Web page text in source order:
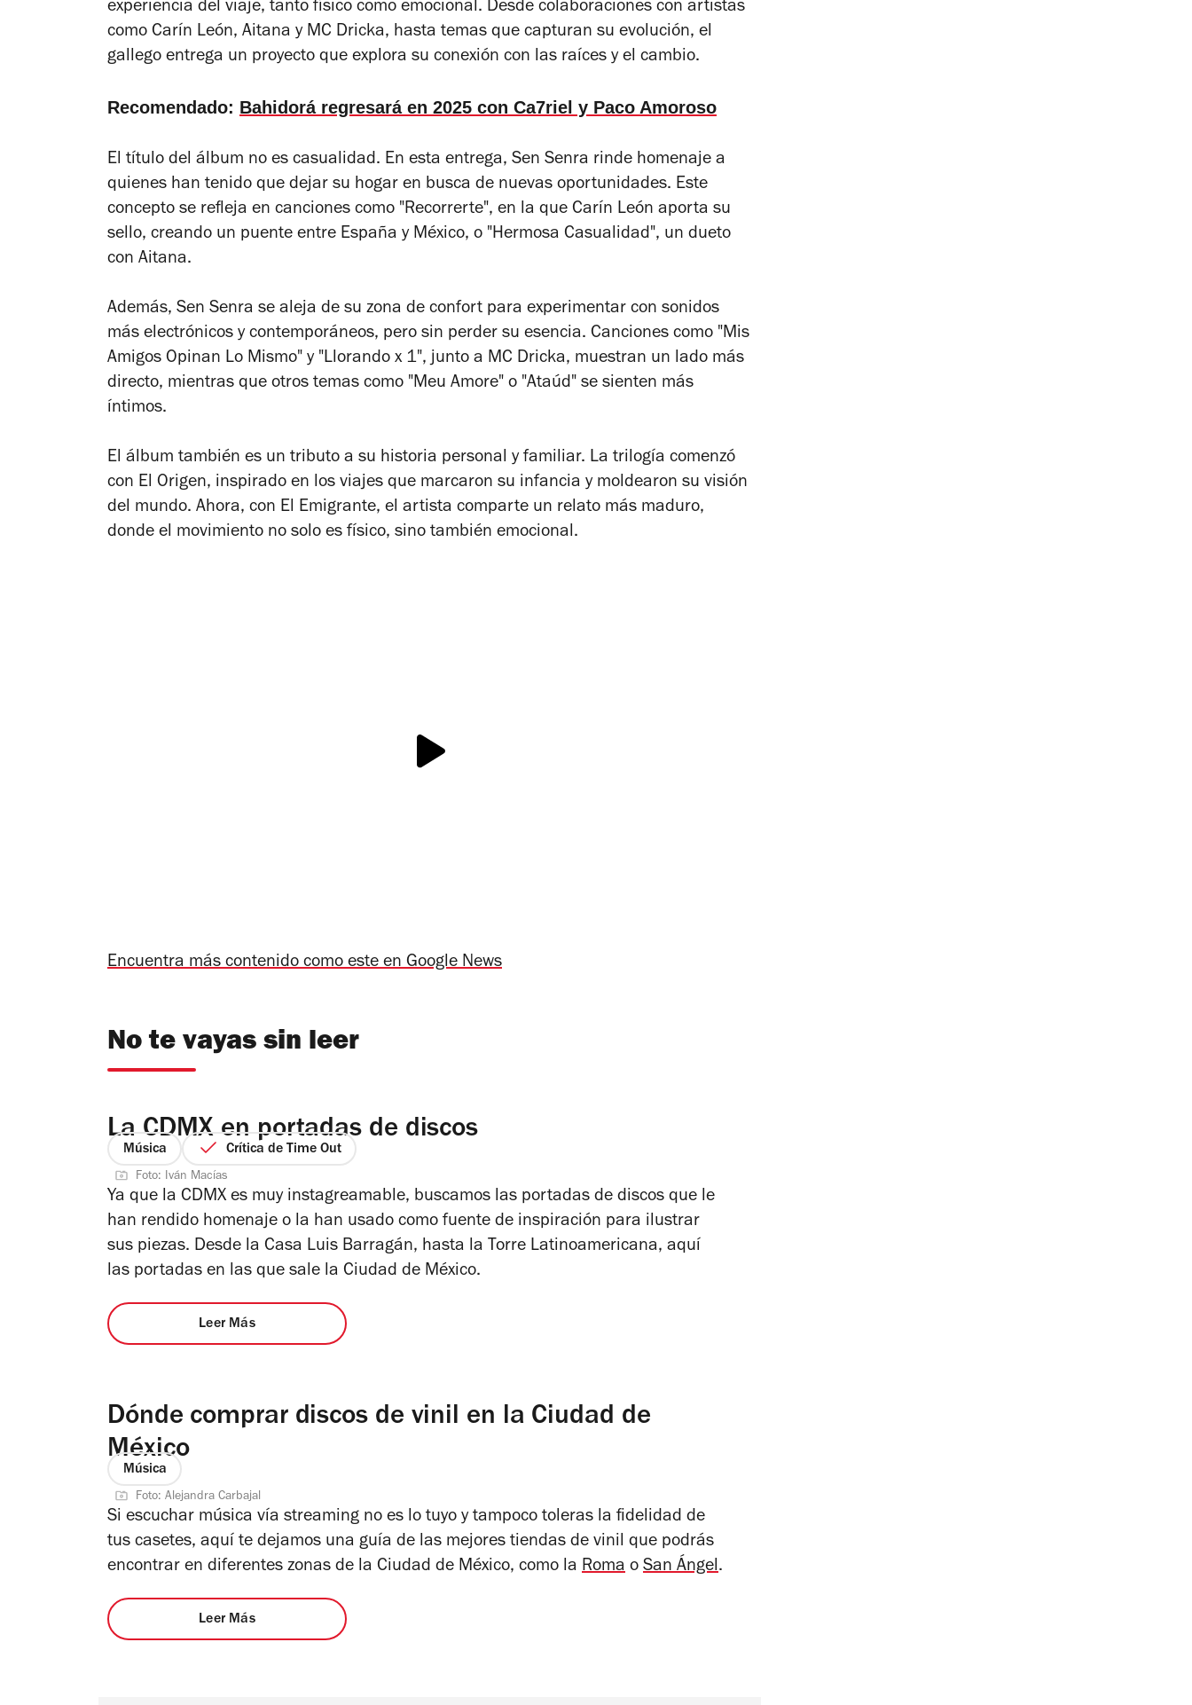
experiencia del viaje, tanto físico como emocional. Desde colaboraciones con artistas
como Carín León, Aitana y MC Dricka, hasta temas que capturan su evolución, el
gallego entrega un proyecto que explora su conexión con las raíces y el cambio.
Recomendado: Bahidorá regresará en 2025 con Ca7riel y Paco Amoroso
El título del álbum no es casualidad. En esta entrega, Sen Senra rinde homenaje a
quienes han tenido que dejar su hogar en busca de nuevas oportunidades. Este
concepto se refleja en canciones como "Recorrerte", en la que Carín León aporta su
sello, creando un puente entre España y México, o "Hermosa Casualidad", un dueto
con Aitana.
Además, Sen Senra se aleja de su zona de confort para experimentar con sonidos
más electrónicos y contemporáneos, pero sin perder su esencia. Canciones como "Mis
Amigos Opinan Lo Mismo" y "Llorando x 1", junto a MC Dricka, muestran un lado más
directo, mientras que otros temas como "Meu Amore" o "Ataúd" se sienten más
íntimos.
El álbum también es un tributo a su historia personal y familiar. La trilogía comenzó
con El Origen, inspirado en los viajes que marcaron su infancia y moldearon su visión
del mundo. Ahora, con El Emigrante, el artista comparte un relato más maduro,
donde el movimiento no solo es físico, sino también emocional.
Encuentra más contenido como este en Google News
No te vayas sin leer
La CDMX en portadas de discos
Música Crítica de Time Out
Foto: Iván Macías
Ya que la CDMX es muy instagreamable, buscamos las portadas de discos que le
han rendido homenaje o la han usado como fuente de inspiración para ilustrar
sus piezas. Desde la Casa Luis Barragán, hasta la Torre Latinoamericana, aquí
las portadas en las que sale la Ciudad de México.
Leer Más
Dónde comprar discos de vinil en la Ciudad de
México
Música
Foto: Alejandra Carbajal
Si escuchar música vía streaming no es lo tuyo y tampoco toleras la fidelidad de
tus casetes, aquí te dejamos una guía de las mejores tiendas de vinil que podrás
encontrar en diferentes zonas de la Ciudad de México, como la Roma o San Ángel.
Leer Más